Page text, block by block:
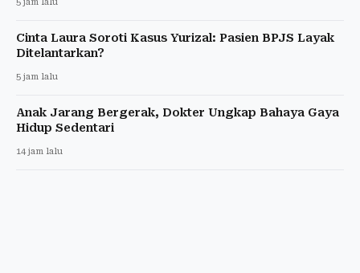
Cinta Laura Soroti Kasus Yurizal: Pasien BPJS Layak
Ditelantarkan?
5 jam lalu
Anak Jarang Bergerak, Dokter Ungkap Bahaya Gaya
Hidup Sedentari
14 jam lalu